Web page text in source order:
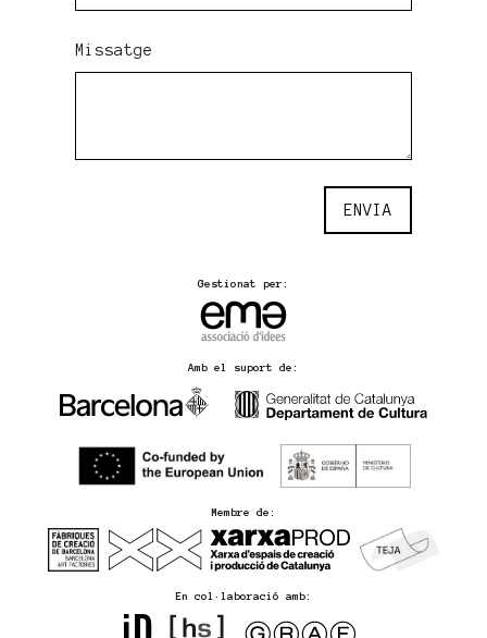
Missatge
ENVIA
Gestionat per:
Amb el suport de:
Membre de:
En col·laboració amb: